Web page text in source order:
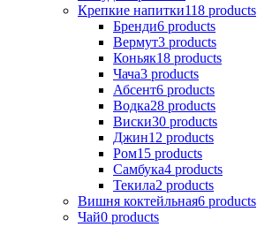
Крепкие напитки118 products
Бренди6 products
Вермут3 products
Коньяк18 products
Чача3 products
Абсент6 products
Водка28 products
Виски30 products
Джин12 products
Ром15 products
Самбука4 products
Текила2 products
Вишня коктейльная6 products
Чай0 products